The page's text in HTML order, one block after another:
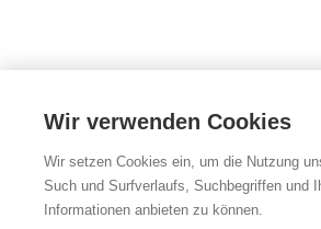
Wir verwenden Cookies
Wir setzen Cookies ein, um die Nutzung
Such und Surfverlaufs, Suchbegriffen und
Informationen anbieten zu können.